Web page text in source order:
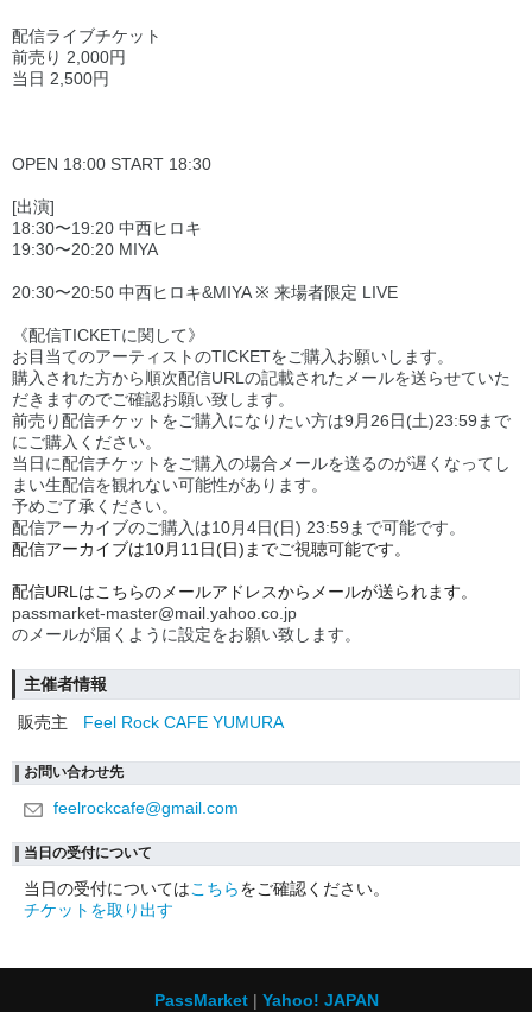
配信ライブチケット
前売り 2,000円
当日 2,500円
OPEN 18:00 START 18:30
[出演]
18:30〜19:20 中西ヒロキ
19:30〜20:20 MIYA
20:30〜20:50 中西ヒロキ&MIYA ※ 来場者限定 LIVE
《配信TICKETに関して》
お目当てのアーティストのTICKETをご購入お願いします。
購入された方から順次配信URLの記載されたメールを送らせていた
だきますのでご確認お願い致します。
前売り配信チケットをご購入になりたい方は9月26日(土)23:59まで
にご購入ください。
当日に配信チケットをご購入の場合メールを送るのが遅くなってし
まい生配信を観れない可能性があります。
予めご了承ください。
配信アーカイブのご購入は10月4日(日) 23:59まで可能です。
配信アーカイブは10月11日(日)までご視聴可能です。
配信URLはこちらのメールアドレスからメールが送られます。
passmarket-master@mail.yahoo.co.jp
のメールが届くように設定をお願い致します。
主催者情報
販売主
Feel Rock CAFE YUMURA
お問い合わせ先
feelrockcafe@gmail.com
当日の受付について
当日の受付についてはこちらをご確認ください。
チケットを取り出す
PassMarket Yahoo! JAPAN